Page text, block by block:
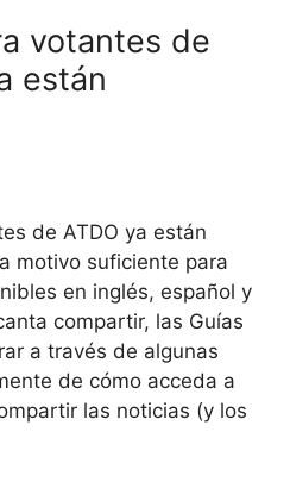
votantes de
están
de ATDO ya están
motivo suficiente para
en inglés, español y
compartir, las Guías
a través de algunas
de cómo acceda a
las noticias (y los